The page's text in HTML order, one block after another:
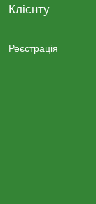
Клієнту
Реєстрація